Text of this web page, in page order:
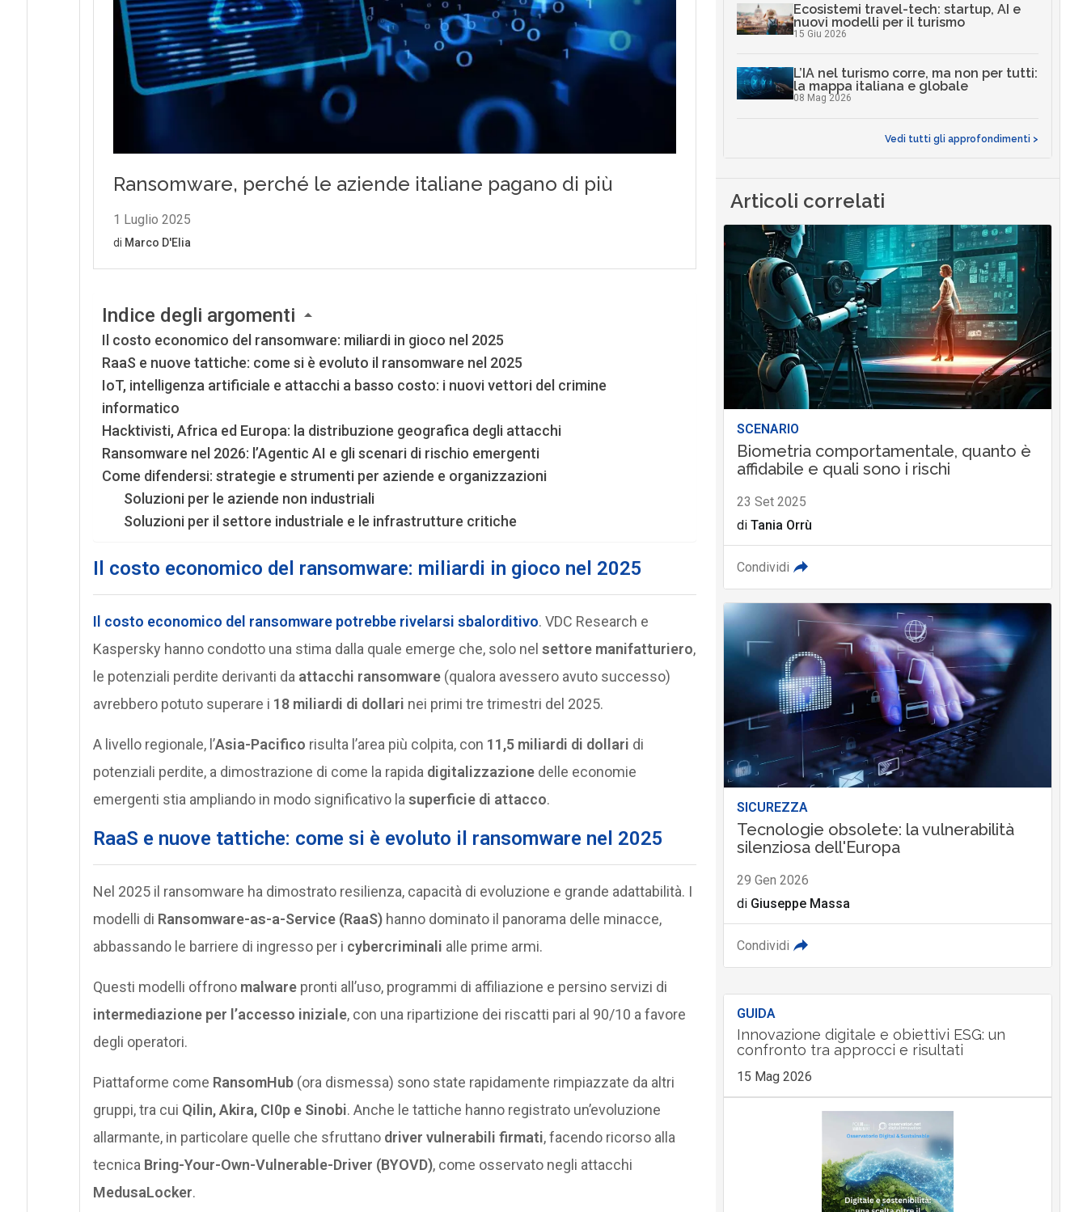
Indice degli argomenti
Il costo economico del ransomware: miliardi in gioco nel 2025
RaaS e nuove tattiche: come si è evoluto il ransomware nel 2025
IoT, intelligenza artificiale e attacchi a basso costo: i nuovi vettori del crimine
informatico
Hacktivisti, Africa ed Europa: la distribuzione geografica degli attacchi
Ransomware nel 2026: l’Agentic AI e gli scenari di rischio emergenti
Come difendersi: strategie e strumenti per aziende e organizzazioni
Soluzioni per le aziende non industriali
Soluzioni per il settore industriale e le infrastrutture critiche
Il costo economico del ransomware: miliardi in gioco nel 2025
Il costo economico del ransomwarepotrebbe rivelarsi sbalorditivo. VDC Research e
Kaspersky hanno condotto una stima dalla quale emerge che, solo nel settore manifatturiero,
le potenziali perdite derivanti da attacchi ransomware(qualora avessero avuto successo)
avrebbero potuto superare i 18 miliardi di dollari nei primi tre trimestri del 2025.
A livello regionale, l’Asia-Pacifico risulta l’area più colpita, con 11,5 miliardi di dollari di
potenziali perdite, a dimostrazione di come la rapida digitalizzazionedelle economie
emergenti stia ampliando in modo significativo la superficie di attacco.
RaaS e nuove tattiche: come si è evoluto il ransomware nel 2025
Nel 2025 il ransomware ha dimostrato resilienza, capacità di evoluzione e grande adattabilità. I
modelli di Ransomware-as-a-Service (RaaS)hanno dominato il panorama delle minacce,
abbassando le barriere di ingresso per i cybercriminali alle prime armi.
Questi modelli offrono malwarepronti all’uso, programmi di affiliazione e persino servizi di
intermediazione per l’accesso iniziale, con una ripartizione dei riscatti pari al 90/10 a favore
degli operatori.
Piattaforme come RansomHub(ora dismessa) sono state rapidamente rimpiazzate da altri
gruppi, tra cui Qilin, Akira, CI0p e Sinobi. Anche le tattiche hanno registrato un’evoluzione
allarmante, in particolare quelle che sfruttano driver vulnerabili firmati, facendo ricorso alla
tecnica Bring-Your-Own-Vulnerable-Driver (BYOVD), come osservato negli attacchi
MedusaLocker.
Ecosistemi travel-tech: startup, AI e
nuovi modelli per il turismo
15 Giu 2026
L’IA nel turismo corre, ma non per tutti:
la mappa italiana e globale
08 Mag 2026
Vedi tutti gli approfondimenti >
Articoli correlati
SCENARIO
Biometria comportamentale, quanto è
affidabile e quali sono i rischi
23 Set 2025
di Tania Orrù
Condividi
SICUREZZA
Tecnologie obsolete: la vulnerabilità
silenziosa dell'Europa
29 Gen 2026
di Giuseppe Massa
Condividi
GUIDA
Innovazione digitale e obiettivi ESG: un
confronto tra approcci e risultati
15 Mag 2026